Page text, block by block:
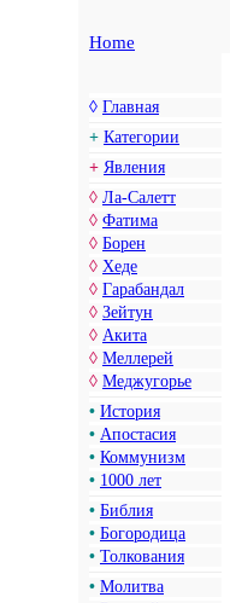
Home
◊ Главная
+ Категории
+ Явления
◊ Ла-Салетт
◊ Фатима
◊ Борен
◊ Хеде
◊ Гарабандал
◊ Зейтун
◊ Акита
◊ Меллерей
◊ Меджугорье
• История
• Апостасия
• Коммунизм
• 1000 лет
• Библия
• Богородица
• Толкования
• Молитва